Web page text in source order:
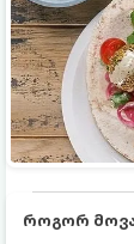
როგორ